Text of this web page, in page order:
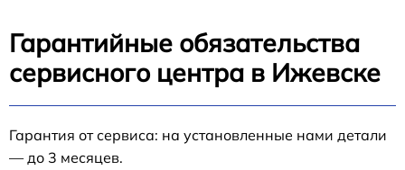
Гарантийные обязательства
сервисного центра в Ижевске
Гарантия от сервиса: на установленные нами детали
— до 3 месяцев.